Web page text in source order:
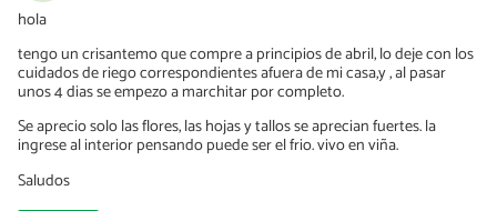
hola
tengo un crisantemo que compre a principios de abril, lo deje con los
cuidados de riego correspondientes afuera de mi casa,y , al pasar
unos 4 dias se empezo a marchitar por completo.
Se aprecio solo las flores, las hojas y tallos se aprecian fuertes. la
ingrese al interior pensando puede ser el frio. vivo en viña.
Saludos